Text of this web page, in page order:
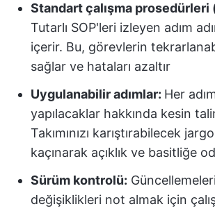
Standart çalışma prosedürleri
Tutarlı SOP'leri izleyen adım
içerir. Bu, görevlerin
sağlar ve hataları azaltır
Uygulanabilir adımlar: Her
yapılacaklar hakkında kesin
Takımınızı karıştırabilecek
kaçınarak açıklık ve basitliğe
Sürüm kontrolü:
değişiklikleri not almak için